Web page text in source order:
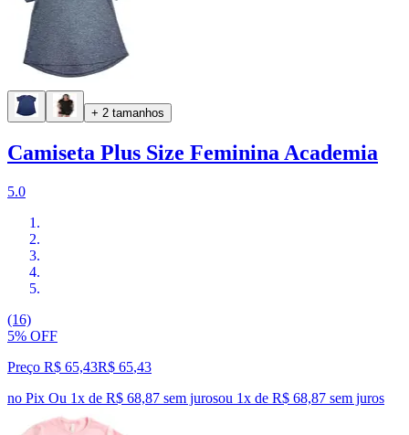
+ 2 tamanhos
Camiseta Plus Size Feminina Academia
5.0
(16)
5% OFF
Preço R$ 65,43R$ 65,43
no Pix Ou 1x de R$ 68,87 sem jurosou 1x de R$ 68,87 sem juros